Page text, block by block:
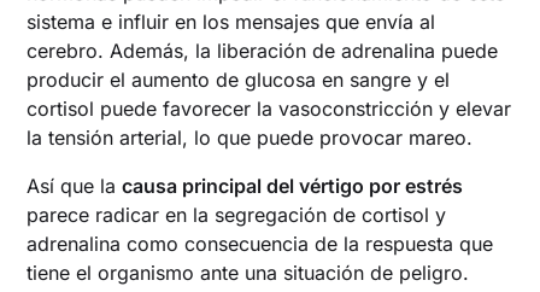
sistema e influir en los mensajes que envía al
cerebro. Además, la liberación de adrenalina puede
producir el aumento de glucosa en sangre y el
cortisol puede favorecer la vasoconstricción y elevar
la tensión arterial, lo que puede provocar mareo.
Así que lacausa principal del vértigo por estrés
parece radicar en la segregación de cortisol y
adrenalina como consecuencia de la respuesta que
tiene el organismo ante una situación de peligro.